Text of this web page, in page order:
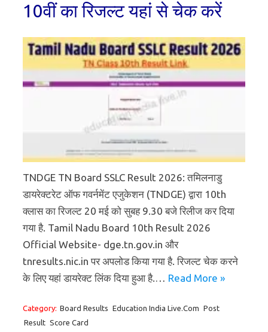
10वीं का रिजल्ट यहां से चेक करें
TNDGE TN Board SSLC Result 2026: तमिलनाडु
डायरेक्टरेट ऑफ गवर्नमेंट एजुकेशन (TNDGE) द्वारा 10th
क्लास का रिजल्ट 20 मई को सुबह 9.30 बजे रिलीज कर दिया
गया है. Tamil Nadu Board 10th Result 2026
Official Website- dge.tn.gov.in और
tnresults.nic.in पर अपलोड किया गया है. रिजल्ट चेक करने
के लिए यहां डायरेक्ट लिंक दिया हुआ है.… Read More »
Category: Board Results Education India Live.Com Post
Result Score Card